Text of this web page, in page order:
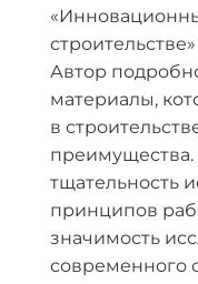
Автор
материалы,
в
преимущества.
тщательность
принципов
значимость
современного